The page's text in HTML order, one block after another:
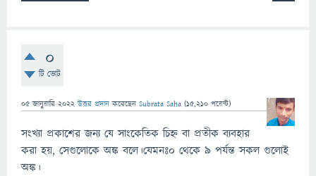
0
টি ভোট
05 জানুয়ারি 2022 উত্তর প্রদান করেছেন Subrata Saha (15,210 পয়েন্ট)
সংখ্যা প্রকাশের জন্য যে সাংকেতিক চিহ্ন বা প্রতীক ব্যবহার
করা হয়, সেগুলোকে অঙ্ক বলে।যেমনঃ০ থেকে ৯ পর্যন্ত সকল গুলোই
অঙ্ক।